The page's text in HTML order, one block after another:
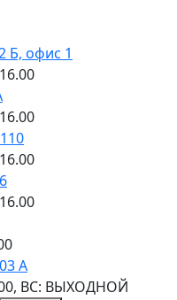
Б, офис 1
А
ВС: ВЫХОДНОЙ